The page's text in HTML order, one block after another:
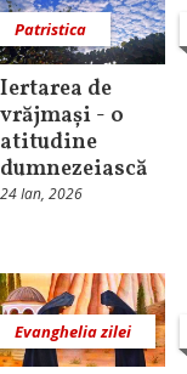
Patristica
Iertarea de
vrăjmași - o
atitudine
dumnezeiască
24 Ian, 2026
Evanghelia zilei